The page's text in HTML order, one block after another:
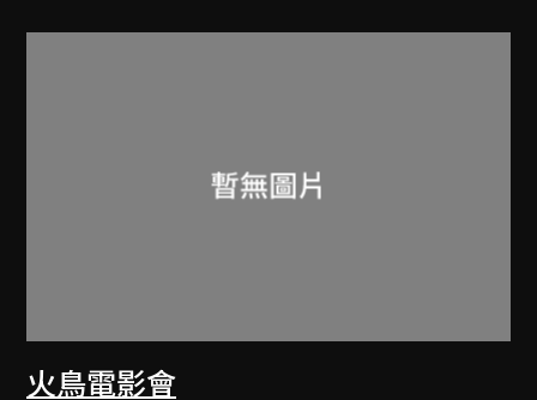
火鳥電影會